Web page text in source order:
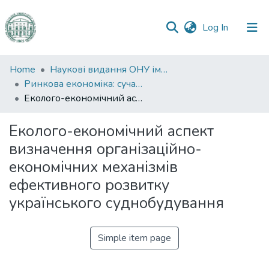
Log In (current)
Communities
&
Collections
Statistics
Home
Наукові видання ОНУ імені І. І. Мечникова
Ринкова економіка: сучасна теорія і практика управління
Еколого-економічний аспект визначення організаційно-економічних механізмів ефективного розвитку українського суднобудування
Еколого-економічний аспект
визначення організаційно-
економічних механізмів
ефективного розвитку
українського суднобудування
Simple item page